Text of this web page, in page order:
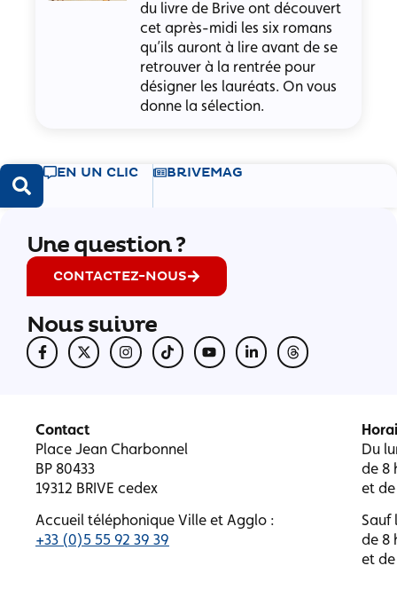
du livre de Brive ont découvert
cet après-midi les six romans
qu’ils auront à lire avant de se
retrouver à la rentrée pour
désigner les lauréats. On vous
donne la sélection.
EN UN CLIC BRIVEMAG
Une question ?
CONTACTEZ-NOUS
Nous suivre
Contact
Place Jean Charbonnel
BP 80433
19312 BRIVE cedex
Accueil téléphonique Ville et Agglo :
+33 (0)5 55 92 39 39
Du
de 8
et de
Sauf
de 8
et de